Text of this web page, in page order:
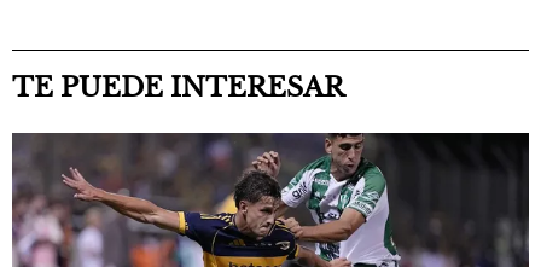
TE PUEDE INTERESAR